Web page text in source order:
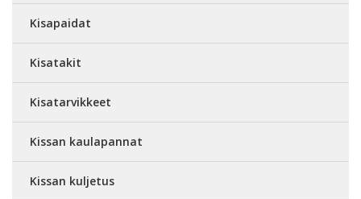
Kisapaidat
Kisatakit
Kisatarvikkeet
Kissan kaulapannat
Kissan kuljetus